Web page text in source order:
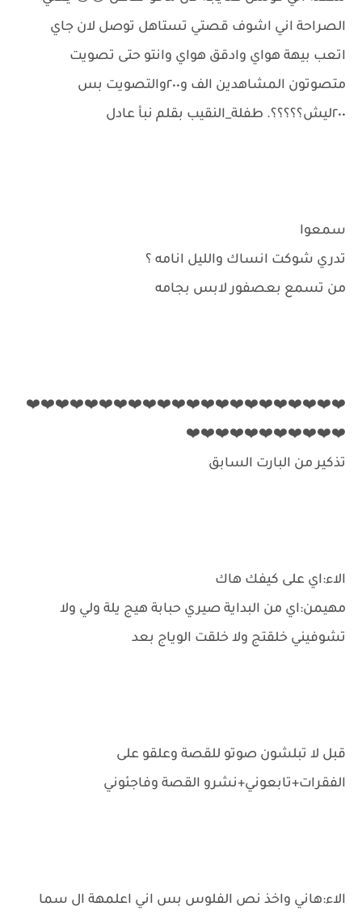
الصراحة اني اشوف قصتي تستاهل توصل لان جاي
اتعب بيهة هواي وادقق هواي وانتو حتى تصويت
متصوتون المشاهدين الف و٢٠٠والتصويت بس
٢٠٠ليش؟؟؟؟؟. طفلة_النقيب بقلم نبأ عادل
سمعوا
تدري شوكت انساك والليل انامه ؟
من تسمع بعصفور لابس بجامه
❤️❤️❤️❤️❤️❤️❤️❤️❤️❤️❤️❤️❤️❤️❤️❤️❤️❤️❤️❤️❤️❤️
❤️❤️❤️❤️❤️❤️❤️❤️❤️❤️❤️
تذكير من البارت السابق
الاء:اي على كيفك هاك
مهيمن:اي من البداية صيري حبابة هيج يلة ولي ولا
تشوفيني خلقتج ولا خلقت الوياج بعد
قبل لا تبلشون صوتو للقصة وعلقو على
الفقرات+تابعوني+نشرو القصة وفاجئوني
الاء:هاني واخذ نص الفلوس بس اني اعلمهة ال سما